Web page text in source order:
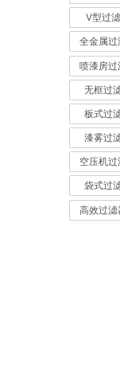
V型过
无框过
板式过
漆雾过
袋式过